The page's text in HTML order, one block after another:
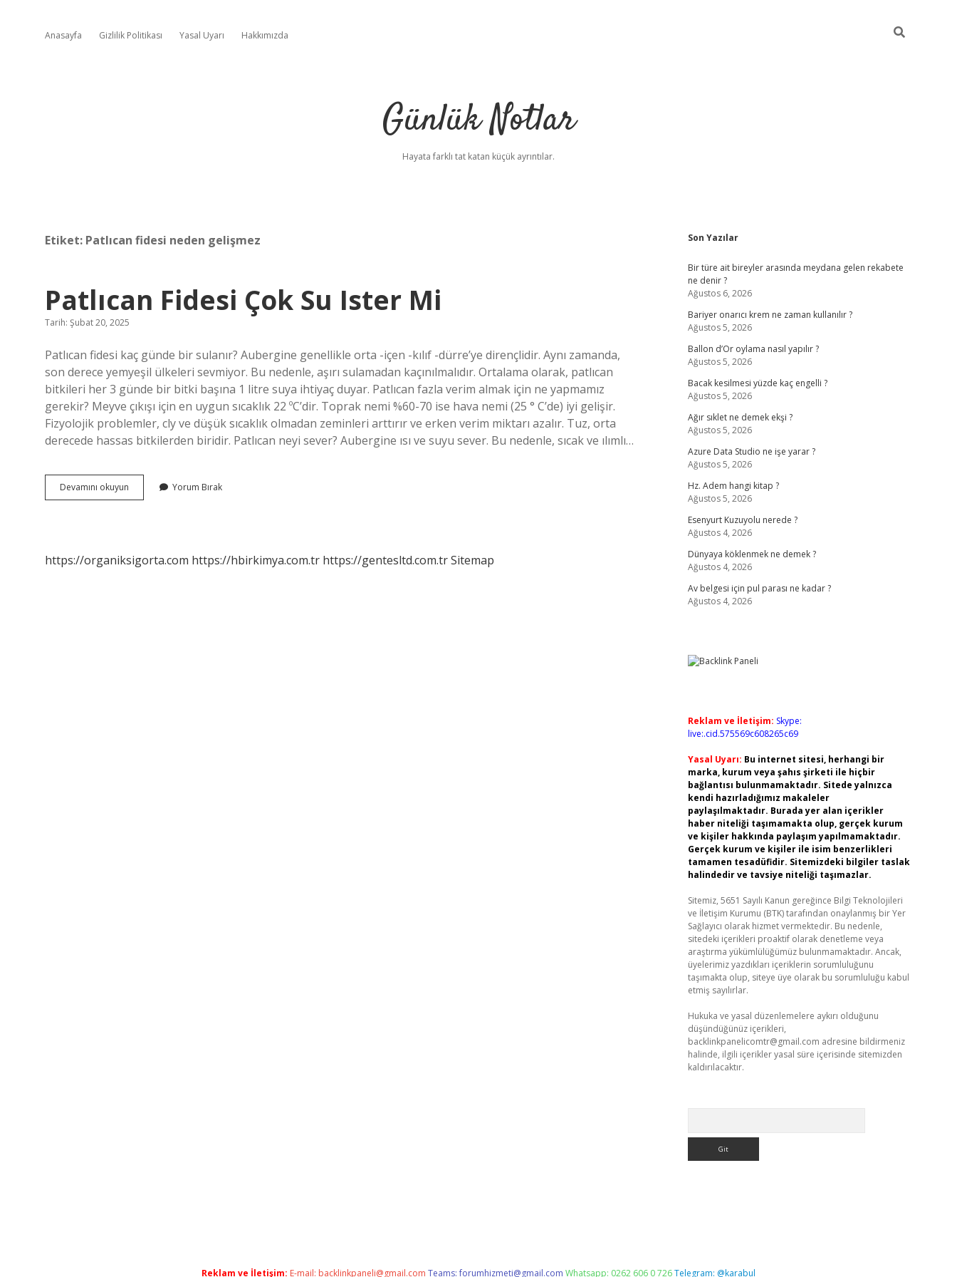
Anasayfa Gizlilik Politikası Yasal Uyarı Hakkımızda
Günlük Notlar
Hayata farklı tat katan küçük ayrıntılar.
Etiket: Patlıcan fidesi neden gelişmez
Patlıcan Fidesi Çok Su Ister Mi
Tarih: Şubat 20, 2025
Patlıcan fidesi kaç günde bir sulanır? Aubergine genellikle orta -içen -kılıf -dürre’ye dirençlidir. Aynı zamanda,
son derece yemyeşil ülkeleri sevmiyor. Bu nedenle, aşırı sulamadan kaçınılmalıdır. Ortalama olarak, patlıcan
bitkileri her 3 günde bir bitki başına 1 litre suya ihtiyaç duyar. Patlıcan fazla verim almak için ne yapmamız
gerekir? Meyve çıkışı için en uygun sıcaklık 22 ºC’dir. Toprak nemi %60-70 ise hava nemi (25 ° C’de) iyi gelişir.
Fizyolojik problemler, cly ve düşük sıcaklık olmadan zeminleri arttırır ve erken verim miktarı azalır. Tuz, orta
derecede hassas bitkilerden biridir. Patlıcan neyi sever? Aubergine ısı ve suyu sever. Bu nedenle, sıcak ve ılımlı…
Devamını okuyun
Fidesi
Yorum Bırak
https://organiksigorta.com https://hbirkimya.com.tr https://gentesltd.com.trSitemap
Sidebar
Son Yazılar
Bir türe ait bireyler arasında meydana gelen rekabete
ne denir ?
Ağustos 6, 2026
Bariyer onarıcı krem ne zaman kullanılır ?
Ağustos 5, 2026
Ballon d’Or oylama nasıl yapılır ?
Ağustos 5, 2026
Bacak kesilmesi yüzde kaç engelli ?
Ağustos 5, 2026
Ağır sıklet ne demek ekşi ?
Ağustos 5, 2026
Azure Data Studio ne işe yarar ?
Ağustos 5, 2026
Hz. Adem hangi kitap ?
Ağustos 5, 2026
Esenyurt Kuzuyolu nerede ?
Ağustos 4, 2026
Dünyaya köklenmek ne demek ?
Ağustos 4, 2026
Av belgesi için pul parası ne kadar ?
Ağustos 4, 2026
Reklam ve İletişim: Skype:
live:.cid.575569c608265c69
Yasal Uyarı: Bu internet sitesi, herhangi bir
marka, kurum veya şahıs şirketi ile hiçbir
bağlantısı bulunmamaktadır. Sitede yalnızca
kendi hazırladığımız makaleler
paylaşılmaktadır. Burada yer alan içerikler
haber niteliği taşımamakta olup, gerçek kurum
ve kişiler hakkında paylaşım yapılmamaktadır.
Gerçek kurum ve kişiler ile isim benzerlikleri
tamamen tesadüfidir. Sitemizdeki bilgiler taslak
halindedir ve tavsiye niteliği taşımazlar.
Sitemiz, 5651 Sayılı Kanun gereğince Bilgi Teknolojileri
ve İletişim Kurumu (BTK) tarafından onaylanmış bir Yer
Sağlayıcı olarak hizmet vermektedir. Bu nedenle,
sitedeki içerikleri proaktif olarak denetleme veya
araştırma yükümlülüğümüz bulunmamaktadır. Ancak,
üyelerimiz yazdıkları içeriklerin sorumluluğunu
taşımakta olup, siteye üye olarak bu sorumluluğu kabul
etmiş sayılırlar.
Hukuka ve yasal düzenlemelere aykırı olduğunu
düşündüğünüz içerikleri,
backlinkpanelicomtr@gmail.com adresine bildirmeniz
halinde, ilgili içerikler yasal süre içerisinde sitemizden
kaldırılacaktır.
Reklam ve İletişim: E-mail: backlinkpaneli@gmail.com Teams:forumhizmeti@gmail.com Whatsapp: 0262 606 0 726Telegram: @karabul